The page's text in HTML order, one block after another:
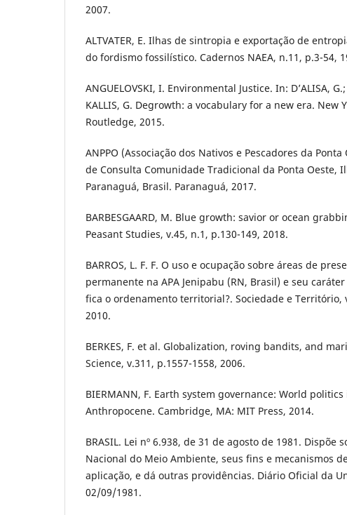
2007.
ALTVATER, E. Ilhas de sintropia e exportação de
do fordismo fossilístico. Cadernos NAEA, n.11, p.3-54,
ANGUELOVSKI, I. Environmental Justice. In: D’ALISA,
KALLIS, G. Degrowth: a vocabulary for a new era. New
Routledge, 2015.
ANPPO (Associação dos Nativos e Pescadores da
de Consulta Comunidade Tradicional da Ponta Oeste,
Paranaguá, Brasil. Paranaguá, 2017.
BARBESGAARD, M. Blue growth: savior or ocean
Peasant Studies, v.45, n.1, p.130-149, 2018.
BARROS, L. F. F. O uso e ocupação sobre áreas de
permanente na APA Jenipabu (RN, Brasil) e seu
fica o ordenamento territorial?. Sociedade e Território,
2010.
BERKES, F. et al. Globalization, roving bandits, and
Science, v.311, p.1557-1558, 2006.
BIERMANN, F. Earth system governance: World
Anthropocene. Cambridge, MA: MIT Press, 2014.
BRASIL. Lei nº 6.938, de 31 de agosto de 1981. Dispõe
Nacional do Meio Ambiente, seus fins e mecanismos
aplicação, e dá outras providências. Diário Oficial da
02/09/1981.